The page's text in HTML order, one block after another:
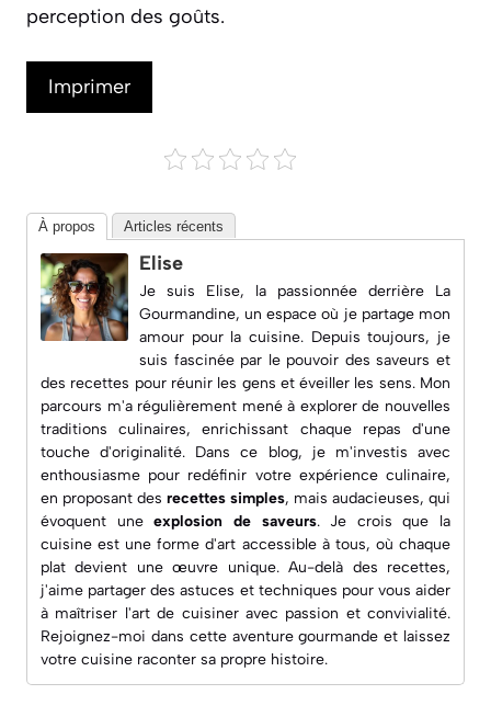
perception des goûts.
Imprimer
À propos Articles récents
Elise
Je suis Elise, la passionnée derrière La
Gourmandine, un espace où je partage mon
amour pour la cuisine. Depuis toujours, je
suis fascinée par le pouvoir des saveurs et
des recettes pour réunir les gens et éveiller les sens. Mon
parcours m'a régulièrement mené à explorer de nouvelles
traditions culinaires, enrichissant chaque repas d'une
touche d'originalité. Dans ce blog, je m'investis avec
enthousiasme pour redéfinir votre expérience culinaire,
en proposant des recettes simples, mais audacieuses, qui
évoquent uneexplosion de saveurs. Je crois que la
cuisine est une forme d'art accessible à tous, où chaque
plat devient une œuvre unique. Au-delà des recettes,
j'aime partager des astuces et techniques pour vous aider
à maîtriser l'art de cuisiner avec passion et convivialité.
Rejoignez-moi dans cette aventure gourmande et laissez
votre cuisine raconter sa propre histoire.